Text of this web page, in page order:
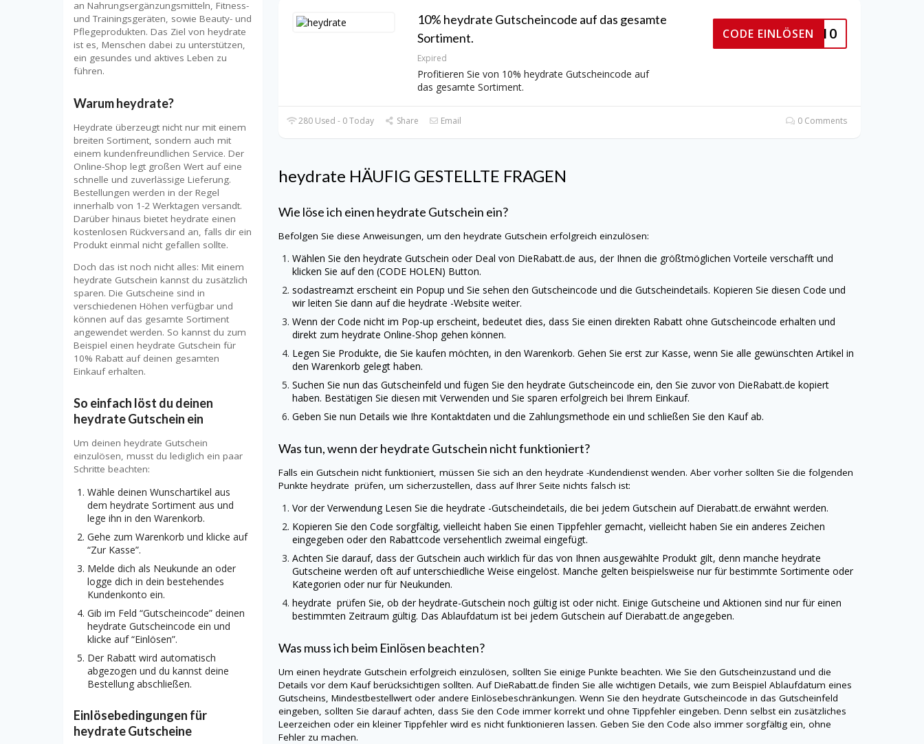
10% heydrate Gutscheincode auf das gesamte
Sortiment.
Expired
Profitieren Sie von 10% heydrate Gutscheincode auf
das gesamte Sortiment.
DENNIS10
CODE EINLÖSEN
280 Used - 0 Today Share Email 0 Comments
heydrate HÄUFIG GESTELLTE FRAGEN
Wie löse ich einen heydrate Gutschein ein?
Befolgen Sie diese Anweisungen, um denheydrateGutschein erfolgreich einzulösen:
Wählen Sie denheydrateGutschein oder Deal von DieRabatt.de aus, der Ihnen die größtmöglichen Vorteile verschafft und
klicken Sie auf den (CODE HOLEN) Button.
sodastreamzt erscheint ein Popup und Sie sehen den Gutscheincode und die Gutscheindetails. Kopieren Sie diesen Code und
wir leiten Sie dann auf dieheydrate -Website weiter.
Wenn der Code nicht im Pop-up erscheint, bedeutet dies, dass Sie einen direkten Rabatt ohne Gutscheincode erhalten und
direkt zumheydrateOnline-Shop gehen können.
Legen Sie Produkte, die Sie kaufen möchten, in den Warenkorb. Gehen Sie erst zur Kasse, wenn Sie alle gewünschten Artikel in
den Warenkorb gelegt haben.
Suchen Sie nun das Gutscheinfeld und fügen Sie denheydrateGutscheincode ein, den Sie zuvor von DieRabatt.de kopiert
haben. Bestätigen Sie diesen mit Verwenden und Sie sparen erfolgreich bei Ihrem Einkauf.
Geben Sie nun Details wie Ihre Kontaktdaten und die Zahlungsmethode ein und schließen Sie den Kauf ab.
Was tun, wenn derheydrate Gutschein nicht funktioniert?
Falls ein Gutschein nicht funktioniert, müssen Sie sich an denheydrate-Kundendienst wenden. Aber vorher sollten Sie die folgenden
Punkteheydrate prüfen, um sicherzustellen, dass auf Ihrer Seite nichts falsch ist:
Vor der Verwendung Lesen Sie dieheydrate -Gutscheindetails, die bei jedem Gutschein auf Dierabatt.de erwähnt werden.
Kopieren Sie den Code sorgfältig, vielleicht haben Sie einen Tippfehler gemacht, vielleicht haben Sie ein anderes Zeichen
eingegeben oder den Rabattcode versehentlich zweimal eingefügt.
Achten Sie darauf, dass der Gutschein auch wirklich für das von Ihnen ausgewählte Produkt gilt, denn mancheheydrate
Gutscheine werden oft auf unterschiedliche Weise eingelöst. Manche gelten beispielsweise nur für bestimmte Sortimente oder
Kategorien oder nur für Neukunden.
heydrate prüfen Sie, ob derheydrate-Gutschein noch gültig ist oder nicht. Einige Gutscheine und Aktionen sind nur für einen
bestimmten Zeitraum gültig. Das Ablaufdatum ist bei jedem Gutschein auf Dierabatt.de angegeben.
Was muss ich beim Einlösen beachten?
Um einenheydrateGutschein erfolgreich einzulösen, sollten Sie einige Punkte beachten. Wie Sie den Gutscheinzustand und die
Details vor dem Kauf berücksichtigen sollten. AufDieRabatt.de finden Sie alle wichtigen Details, wie zum Beispiel Ablaufdatum eines
Gutscheins, Mindestbestellwert oder andere Einlösebeschränkungen. Wenn Sie denheydrateGutscheincode in das Gutscheinfeld
eingeben, sollten Sie darauf achten, dass Sie den Code immer korrekt und ohne Tippfehler eingeben. Denn selbst ein zusätzliches
Leerzeichen oder ein kleiner Tippfehler wird es nicht funktionieren lassen. Geben Sie den Code also immer sorgfältig ein, ohne
Fehler zu machen.
an Nahrungsergänzungsmitteln, Fitness-
und Trainingsgeräten, sowie Beauty- und
Pflegeprodukten. Das Ziel von heydrate
ist es, Menschen dabei zu unterstützen,
ein gesundes und aktives Leben zu
führen.
Warum heydrate?
Heydrate überzeugt nicht nur mit einem
breiten Sortiment, sondern auch mit
einem kundenfreundlichen Service. Der
Online-Shop legt großen Wert auf eine
schnelle und zuverlässige Lieferung.
Bestellungen werden in der Regel
innerhalb von 1-2 Werktagen versandt.
Darüber hinaus bietet heydrate einen
kostenlosen Rückversand an, falls dir ein
Produkt einmal nicht gefallen sollte.
Doch das ist noch nicht alles: Mit einem
heydrate Gutschein kannst du zusätzlich
sparen. Die Gutscheine sind in
verschiedenen Höhen verfügbar und
können auf das gesamte Sortiment
angewendet werden. So kannst du zum
Beispiel einen heydrate Gutschein für
10% Rabatt auf deinen gesamten
Einkauf erhalten.
So einfach löst du deinen
heydrate Gutschein ein
Um deinen heydrate Gutschein
einzulösen, musst du lediglich ein paar
Schritte beachten:
Wähle deinen Wunschartikel aus
dem heydrate Sortiment aus und
lege ihn in den Warenkorb.
Gehe zum Warenkorb und klicke auf
“Zur Kasse”.
Melde dich als Neukunde an oder
logge dich in dein bestehendes
Kundenkonto ein.
Gib im Feld “Gutscheincode” deinen
heydrate Gutscheincode ein und
klicke auf “Einlösen”.
Der Rabatt wird automatisch
abgezogen und du kannst deine
Bestellung abschließen.
Einlösebedingungen für
heydrate Gutscheine